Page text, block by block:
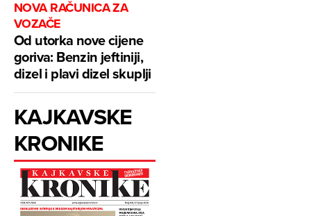
NOVA RAČUNICA ZA
VOZAČE
Od utorka nove cijene
goriva: Benzin jeftiniji,
dizel i plavi dizel skuplji
KAJKAVSKE
KRONIKE